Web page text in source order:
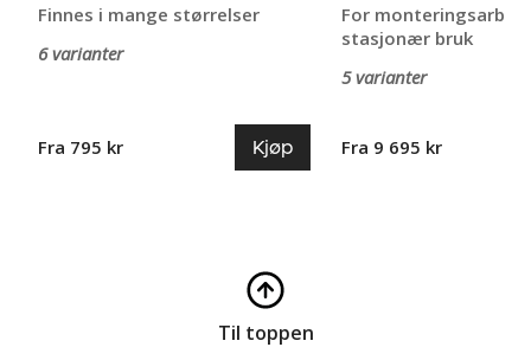
Finnes i mange størrelser
6 varianter
Fra 795 kr Kjøp
For
stasjonær bruk
5 varianter
Fra 9 695 kr
Til toppen